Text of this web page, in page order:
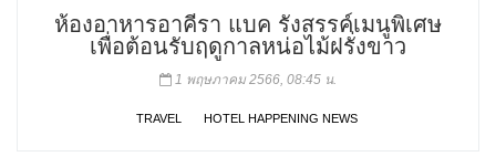
ห้องอาหารอาคีรา แบค รังสรรค์เมนูพิเศษ
เพื่อต้อนรับฤดูกาลหน่อไม้ฝรั่งขาว
1 พฤษภาคม 2566, 08:45 น.
TRAVEL HOTEL HAPPENING NEWS